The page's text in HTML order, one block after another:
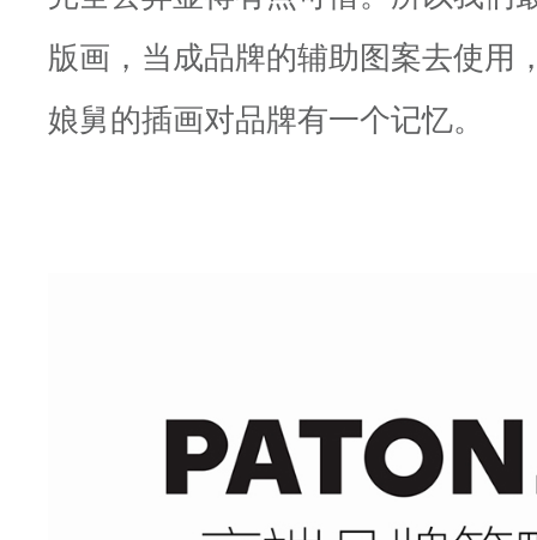
版画，当成品牌的辅助图案去使用
娘舅的插画对品牌有一个记忆。